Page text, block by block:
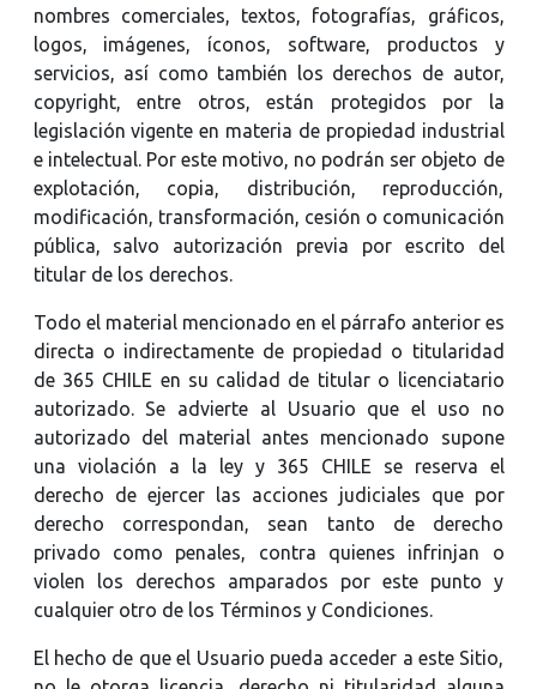
nombres comerciales, textos, fotografías, gráficos,
logos, imágenes, íconos, software, productos y
servicios, así como también los derechos de autor,
copyright, entre otros, están protegidos por la
legislación vigente en materia de propiedad industrial
e intelectual. Por este motivo, no podrán ser objeto de
explotación, copia, distribución, reproducción,
modificación, transformación, cesión o comunicación
pública, salvo autorización previa por escrito del
titular de los derechos.
Todo el material mencionado en el párrafo anterior es
directa o indirectamente de propiedad o titularidad
de 365 CHILE en su calidad de titular o licenciatario
autorizado. Se advierte al Usuario que el uso no
autorizado del material antes mencionado supone
una violación a la ley y 365 CHILE se reserva el
derecho de ejercer las acciones judiciales que por
derecho correspondan, sean tanto de derecho
privado como penales, contra quienes infrinjan o
violen los derechos amparados por este punto y
cualquier otro de los Términos y Condiciones.
El hecho de que el Usuario pueda acceder a este Sitio,